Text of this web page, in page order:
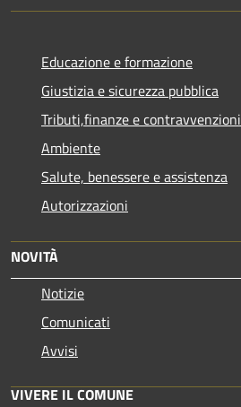
Educazione e formazione
Giustizia e sicurezza pubblica
Tributi,finanze e contravvenzioni
Ambiente
Salute, benessere e assistenza
Autorizzazioni
NOVITÀ
Notizie
Comunicati
Avvisi
VIVERE IL COMUNE